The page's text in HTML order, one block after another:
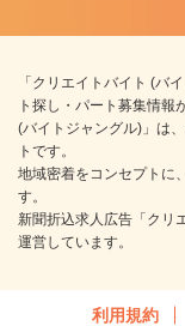
「クリエイトバイト (バ
ト探し・パート募集情報
(バイトジャングル)」は
トです。
地域密着をコンセプトに
す。
新聞折込求人広告「クリ
運営しています。
利用規約